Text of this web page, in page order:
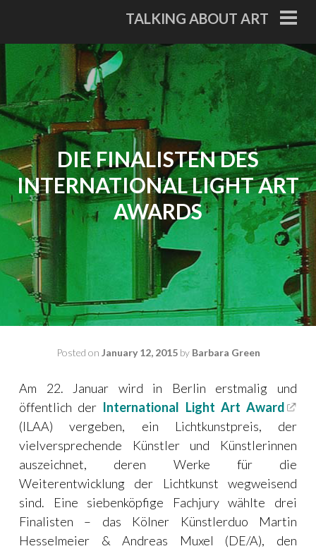
content
TALKING ABOUT ART
DIE FINALISTEN DES
INTERNATIONAL LIGHT ART
AWARDS
Posted on January 12, 2015by Barbara Green
Am 22. Januar wird in Berlin erstmalig und
öffentlich der International Light Art Award
(ILAA) vergeben, ein Lichtkunstpreis, der
vielversprechende Künstler und Künstlerinnen
auszeichnet, deren Werke für die
Weiterentwicklung der Lichtkunst wegweisend
sind. Eine siebenköpfige Fachjury wählte drei
Finalisten – das Kölner Künstlerduo Martin
Hesselmeier & Andreas Muxel (DE/A), den